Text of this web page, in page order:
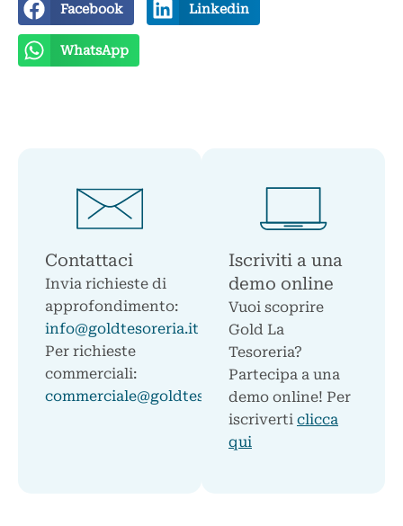
Facebook Linkedin
WhatsApp
Contattaci
Invia richieste di
approfondimento:
info@goldtesoreria.it
Per richieste
commerciali:
commerciale@goldtesoreria.it
Iscriviti a una
demo online
Vuoi scoprire
Gold La
Tesoreria?
Partecipa a una
demo online! Per
iscriverti clicca
qui